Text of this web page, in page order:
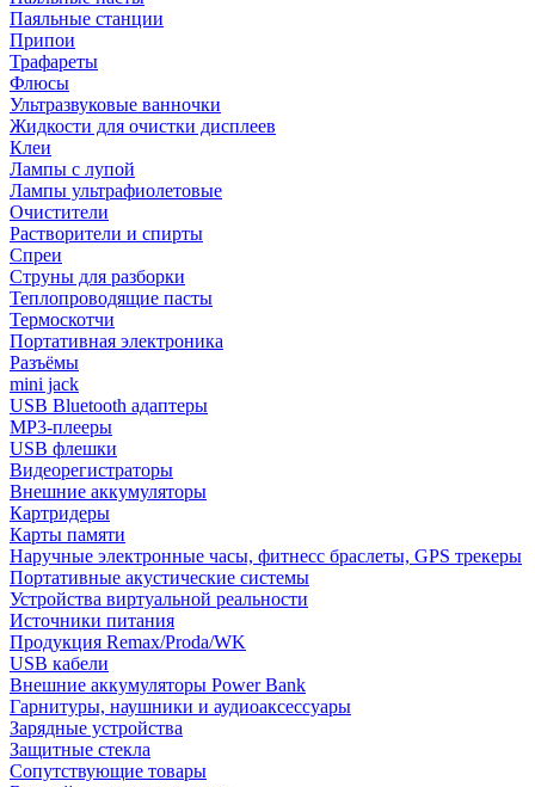
Паяльные станции
Припои
Трафареты
Флюсы
Ультразвуковые ванночки
Жидкости для очистки дисплеев
Клеи
Лампы с лупой
Лампы ультрафиолетовые
Очистители
Растворители и спирты
Спреи
Струны для разборки
Теплопроводящие пасты
Термоскотчи
Портативная электроника
Разъёмы
mini jack
USB Bluetooth адаптеры
MP3-плееры
USB флешки
Видеорегистраторы
Внешние аккумуляторы
Картридеры
Карты памяти
Наручные электронные часы, фитнесс браслеты, GPS трекеры
Портативные акустические системы
Устройства виртуальной реальности
Источники питания
Продукция Remax/Proda/WK
USB кабели
Внешние аккумуляторы Power Bank
Гарнитуры, наушники и аудиоаксессуары
Зарядные устройства
Защитные стекла
Сопутствующие товары